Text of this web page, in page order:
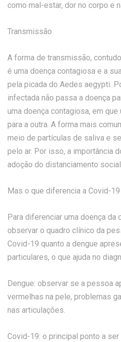
como mal-estar, dor no corpo e
Transmissão
A forma de transmissão,
é uma doença contagiosa e a
pela picada do Aedes aegypti.
infectada não passa a doença
uma doença contagiosa, em
para a outra. A forma mais
meio de partículas de saliva e
pelo ar. Por isso, a importância
adoção do distanciamento
Mas o que diferencia a Covid-
Para diferenciar uma doença da
observar o quadro clínico da
Covid-19 quanto a dengue
particulares, o que ajuda no
Dengue: observar se a pessoa
vermelhas na pele, problemas
nas articulações.
Covid-19: o principal ponto a